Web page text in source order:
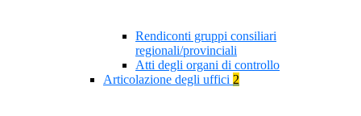
Rendiconti gruppi consiliari
regionali/provinciali
Atti degli organi di controllo
Articolazione degli uffici 2